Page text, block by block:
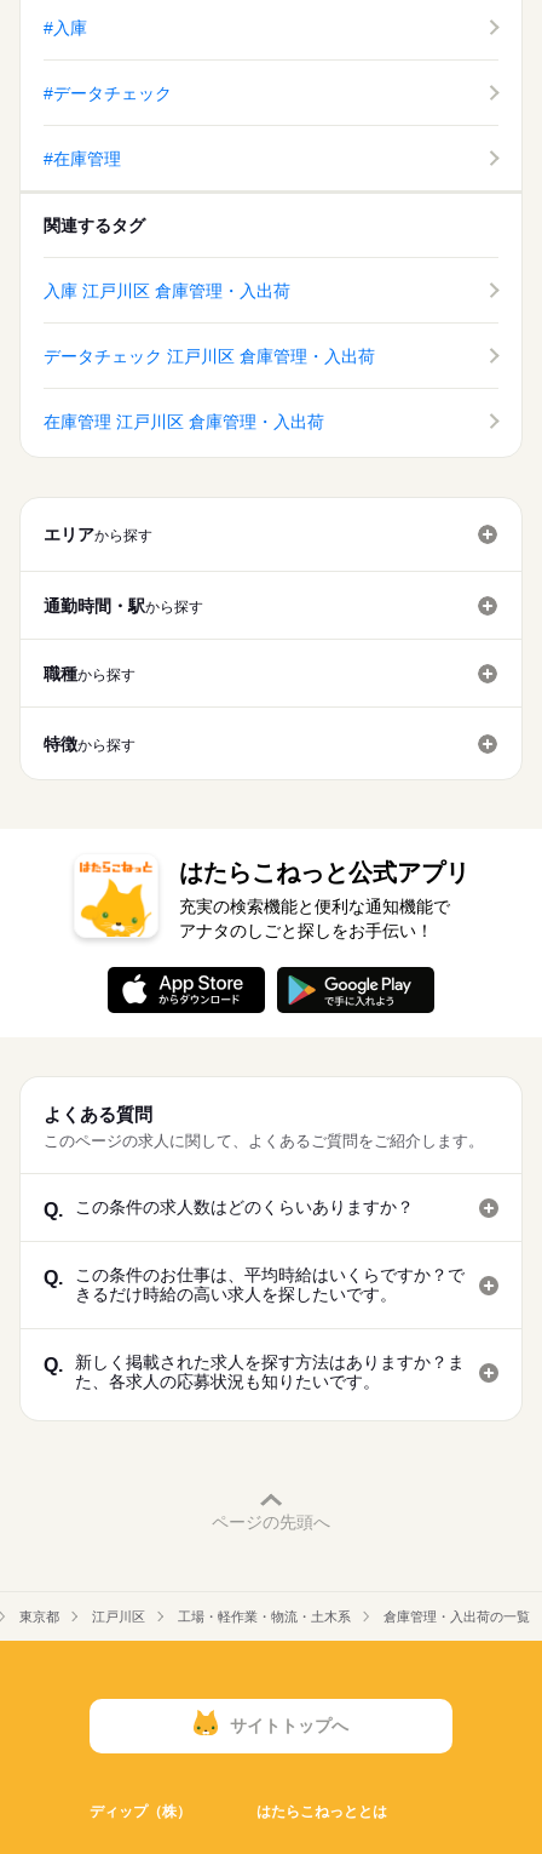
#入庫
#データチェック
#在庫管理
関連するタグ
入庫 江戸川区 倉庫管理・入出荷
データチェック 江戸川区 倉庫管理・入出荷
在庫管理 江戸川区 倉庫管理・入出荷
エリアから探す
通勤時間・駅から探す
職種から探す
特徴から探す
はたらこねっと公式アプリ
充実の検索機能と便利な通知機能で
アナタのしごと探しをお手伝い！
よくある質問
このページの求人に関して、よくあるご質問をご紹介します。
Q. この条件の求人数はどのくらいありますか？
Q.
この条件のお仕事は、平均時給はいくらですか？で
きるだけ時給の高い求人を探したいです。
Q.
新しく掲載された求人を探す方法はありますか？ま
た、各求人の応募状況も知りたいです。
ページの先頭へ
東京都 江戸川区 工場・軽作業・物流・土木系 倉庫管理・入出荷の一覧
サイトトップへ
ディップ（株） はたらこねっととは